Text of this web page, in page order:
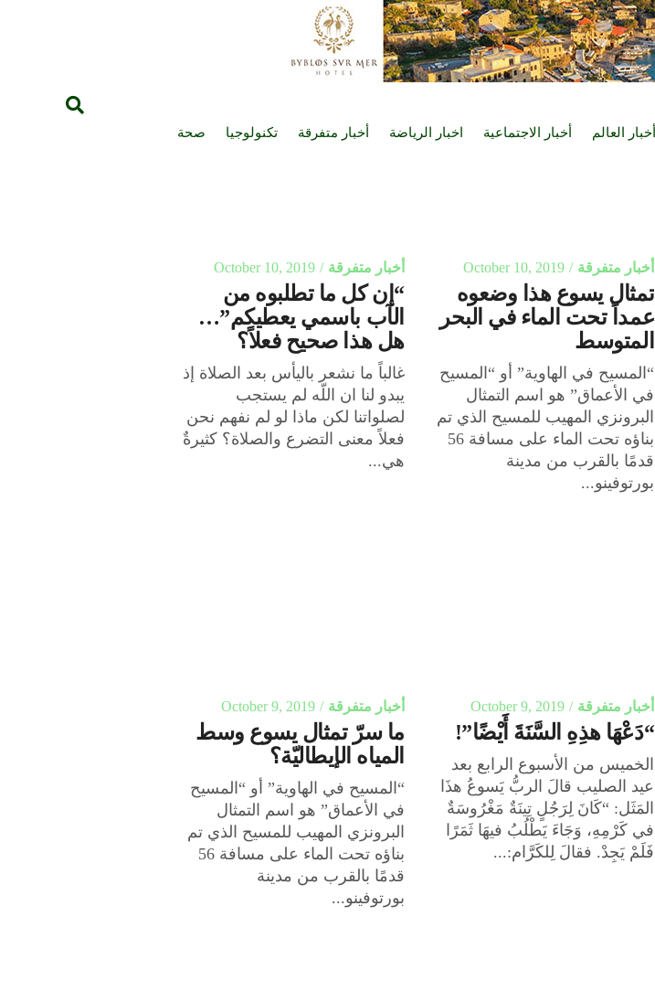
أخبار العالم أخبار الاجتماعية اخبار الرياضة أخبار متفرقة تكنولوجيا صحة
أخبار متفرقة October 10, 2019
تمثال يسوع هذا وضعوه
عمداً تحت الماء في البحر
المتوسط
“المسيح في الهاوية” أو “المسيح
في الأعماق” هو اسم التمثال
البرونزي المهيب للمسيح الذي تم
بناؤه تحت الماء على مسافة 56
قدمًا بالقرب من مدينة
بورتوفينو...
أخبار متفرقة October 10, 2019
“إن كل ما تطلبوه من
الآب باسمي يعطيكم”…
هل هذا صحيح فعلاً؟
غالباً ما نشعر باليأس بعد الصلاة إذ
يبدو لنا ان اللّه لم يستجب
لصلواتنا لكن ماذا لو لم نفهم نحن
فعلاً معنى التضرع والصلاة؟ كثيرةٌ
هي...
أخبار متفرقة October 9, 2019
“دَعْهَا هذِهِ السَّنَةَ أَيْضًا”!
الخميس من الأسبوع الرابع بعد
عيد الصليب قالَ الربُّ يَسوعُ هذَا
المَثَل: “كَانَ لِرَجُلٍ تِينَةٌ مَغْرُوسَةٌ
في كَرْمِهِ، وَجَاءَ يَطْلُبُ فيهَا ثَمَرًا
فَلَمْ يَجِدْ. فقالَ لِلكَرَّام:...
أخبار متفرقة October 9, 2019
ما سرّ تمثال يسوع وسط
المياه الإيطاليّة؟
“المسيح في الهاوية” أو “المسيح
في الأعماق” هو اسم التمثال
البرونزي المهيب للمسيح الذي تم
بناؤه تحت الماء على مسافة 56
قدمًا بالقرب من مدينة
بورتوفينو...